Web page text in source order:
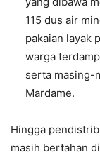
115 dus air
pakaian layak
warga
serta masing-
Mardame.
Hingga
masih bertahan